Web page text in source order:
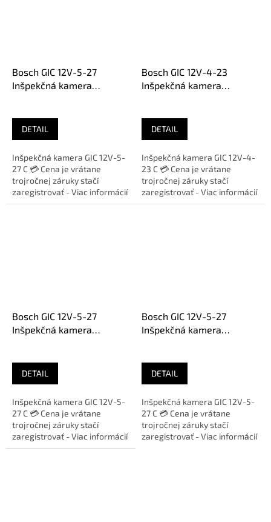
Bosch GIC 12V-5-27
Inšpekčná kamera
DETAIL
Inšpekčná kamera GIC 12V-5-
27 C 💳 Cena je vrátane
trojročnej záruky stačí
zaregistrovať - Viac informácií
Bosch 🛠️ Zakúpený výrobok...
Bosch GIC 12V-4-23
Inšpekčná kamera
DETAIL
Inšpekčná kamera GIC 12V-4-
23 C 💳 Cena je vrátane
trojročnej záruky stačí
zaregistrovať - Viac informácií
Bosch 🛠️ Zakúpený výrobok...
Bosch GIC 12V-5-27
Inšpekčná kamera
DETAIL
Inšpekčná kamera GIC 12V-5-
27 C 💳 Cena je vrátane
trojročnej záruky stačí
zaregistrovať - Viac informácií
Bosch 🛠️ Zakúpený výrobok...
Bosch GIC 12V-5-27
Inšpekčná kamera
DETAIL
Inšpekčná kamera GIC 12V-5-
27 C 💳 Cena je vrátane
trojročnej záruky stačí
zaregistrovať - Viac informácií